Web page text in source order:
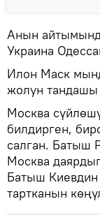
Анын
Украина
Илон Маск
жолун тандашы
Москва
билдирген,
салган. Батыш
Москва
Батыш
тартканын